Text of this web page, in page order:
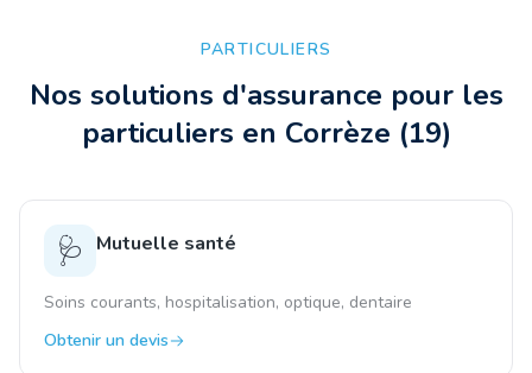
PARTICULIERS
Nos solutions d'assurance pour les
particuliers en Corrèze (19)
🩺 Mutuelle santé
Soins courants, hospitalisation, optique, dentaire
Obtenir un devis